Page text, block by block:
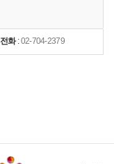
전화:02-704-2379